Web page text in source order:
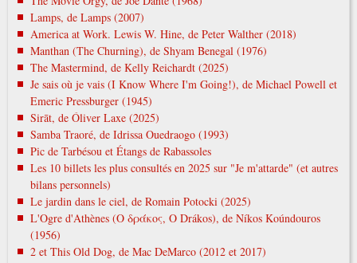
Lamps, de Lamps (2007)
America at Work. Lewis W. Hine, de Peter Walther (2018)
Manthan (The Churning), de Shyam Benegal (1976)
The Mastermind, de Kelly Reichardt (2025)
Je sais où je vais (I Know Where I'm Going!), de Michael Powell et
Emeric Pressburger (1945)
Sirāt, de Óliver Laxe (2025)
Samba Traoré, de Idrissa Ouedraogo (1993)
Pic de Tarbésou et Étangs de Rabassoles
Les 10 billets les plus consultés en 2025 sur "Je m'attarde" (et autres
bilans personnels)
Le jardin dans le ciel, de Romain Potocki (2025)
L'Ogre d'Athènes (Ο δράκος, O Drákos), de Níkos Koúndouros
(1956)
2 et This Old Dog, de Mac DeMarco (2012 et 2017)